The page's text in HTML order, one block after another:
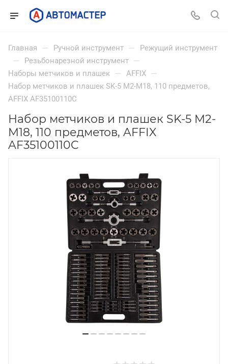
Главная — Ручной инструмент — Режущий инструмент
— Резьбонарезной инструмент —
Наборы метчиков и плашек — AFFIX —
Набор метчиков и плашек SK-5 M2-M18, 110 предметов,
AFFIX AF35100110C
Набор метчиков и плашек SK-5 M2-
M18, 110 предметов, AFFIX
AF35100110C